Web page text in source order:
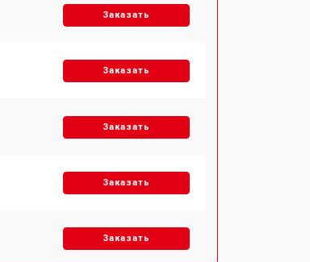
Заказать
Заказать
Заказать
Заказать
Заказать